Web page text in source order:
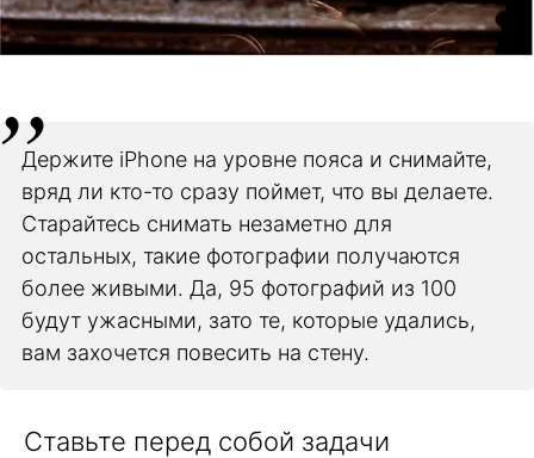
Держите iPhone на уровне пояса и снимайте,
вряд ли кто-то сразу поймет, что вы делаете.
Старайтесь снимать незаметно для
остальных, такие фотографии получаются
более живыми. Да, 95 фотографий из 100
будут ужасными, зато те, которые удались,
вам захочется повесить на стену.
Ставьте перед собой задачи